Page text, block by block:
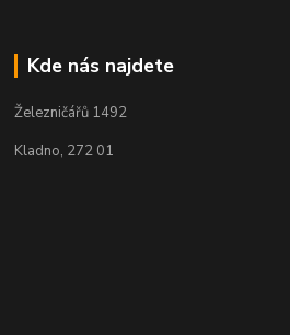
Kde nás najdete
Železničářů 1492
Kladno, 272 01